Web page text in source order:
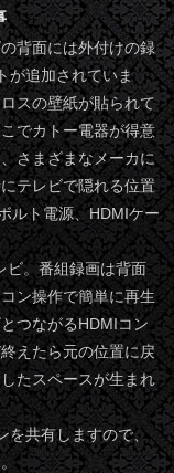
背面には外付けの録
が追加されていま
スの壁紙が貼られて
でカトー電器が得意
さまざまなメーカに
テレビで隠れる位置
ルト電源、HDMIケー
ビ。番組録画は背面
ン操作で簡単に再生
つながるHDMIコン
えたら元の位置に戻
たスペースが生まれ
を共有しますので、